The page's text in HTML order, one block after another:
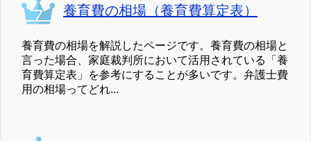
養育費の相場（養育費算定表）
養育費の相場を解説したページです。養育費の相場と
言った場合、家庭裁判所において活用されている「養
育費算定表」を参考にすることが多いです。弁護士費
用の相場ってどれ...